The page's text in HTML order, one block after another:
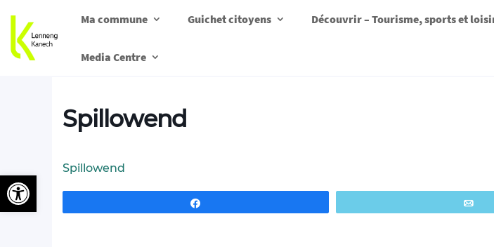
Ma commune Guichet citoyens Découvrir – Tourisme, sports et
Media Centre
Spillowend
Spillowend
Ouvrir la barre d’outils